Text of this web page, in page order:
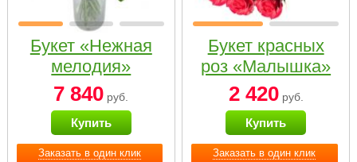
Заказать в один клик
Букет «Нежная
мелодия»
7 840 руб.
Купить
Заказать в один клик
Букет красных
роз «Малышка»
2 420руб.
Купить